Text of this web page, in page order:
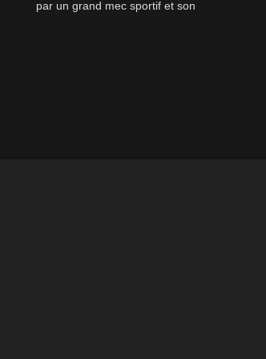
par un grand mec sportif et son